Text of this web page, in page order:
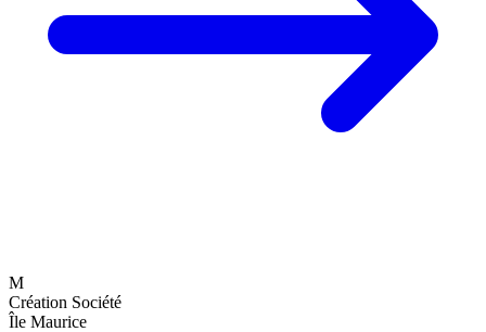
M
Création Société
Île Maurice